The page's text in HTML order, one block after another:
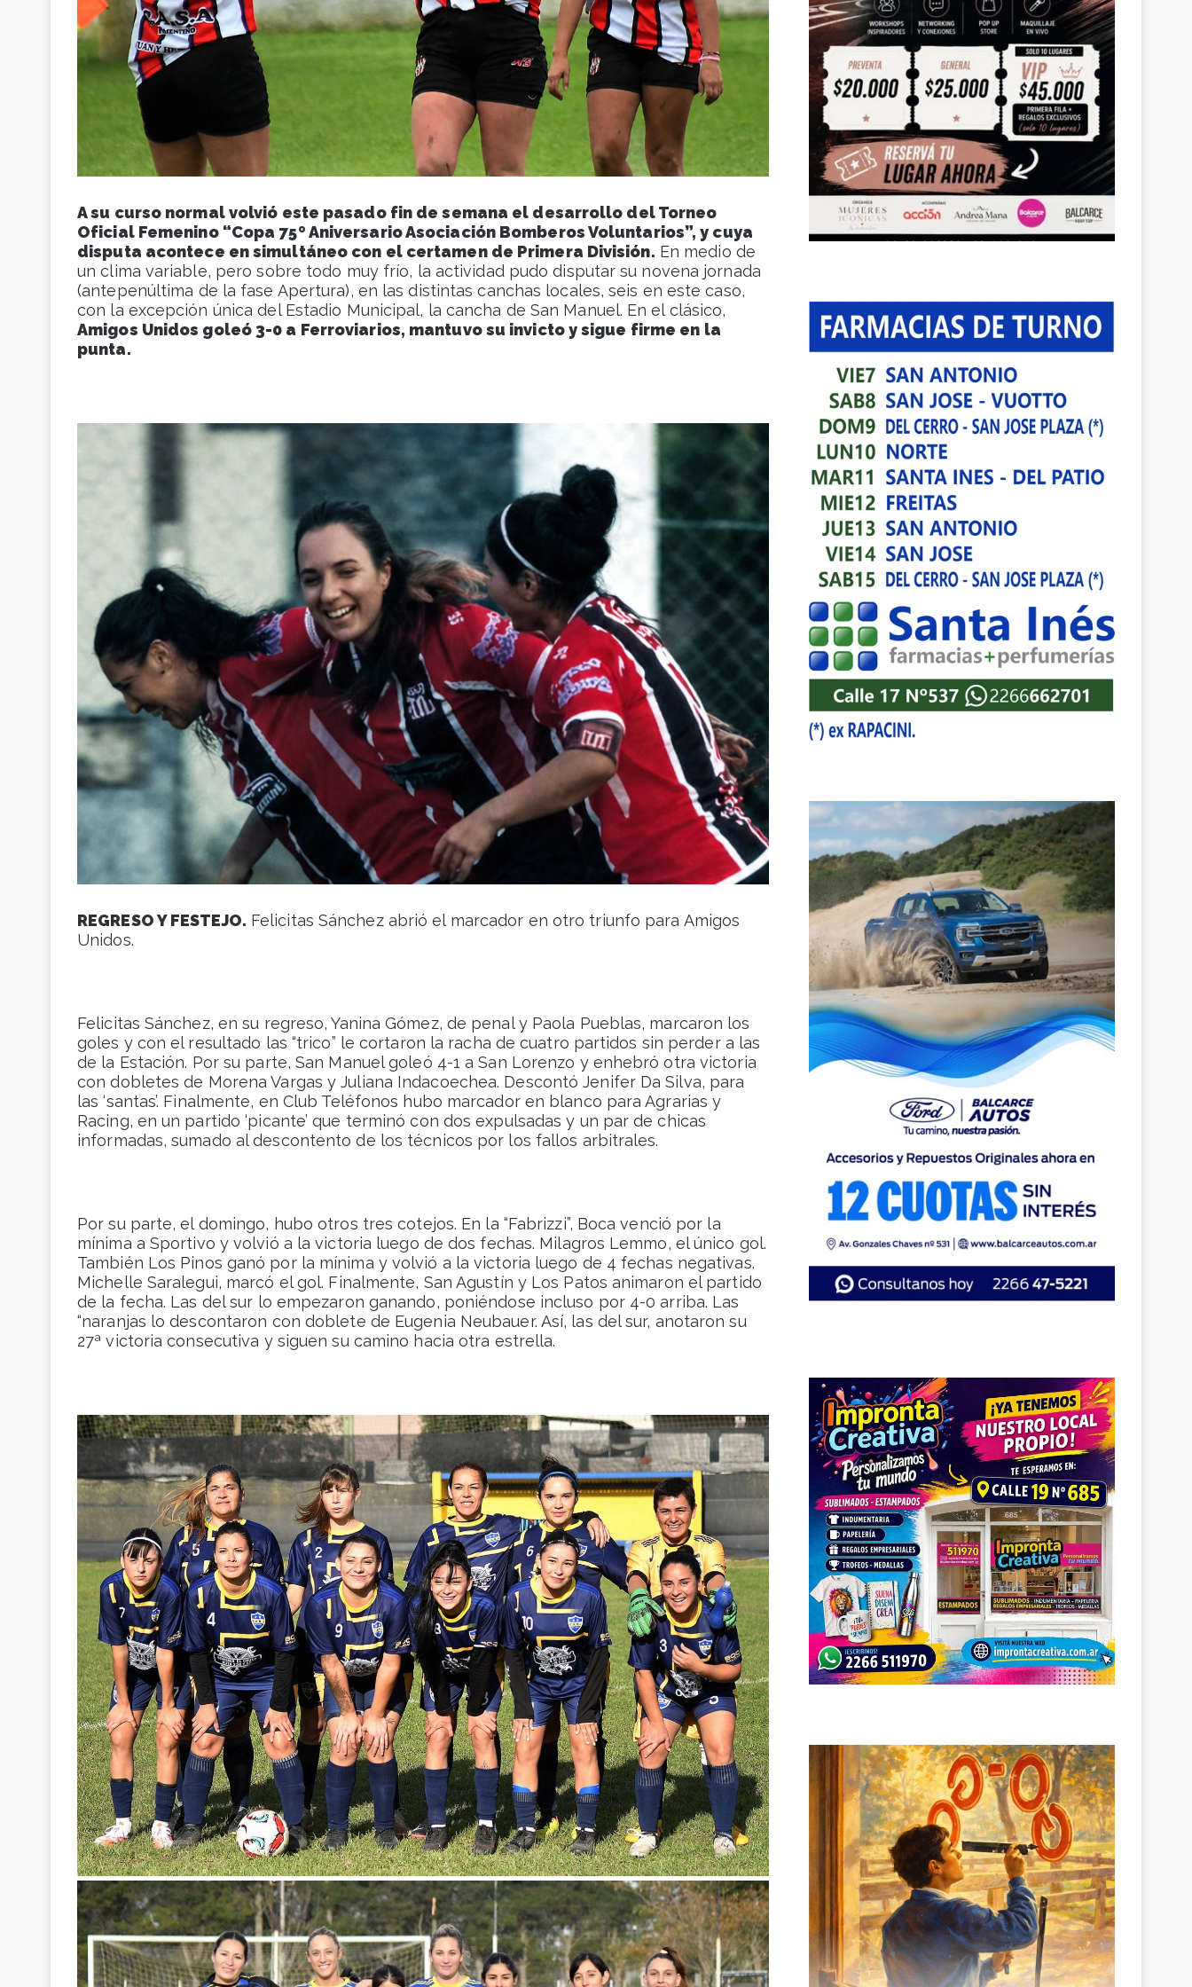
A su curso normal volvió este pasado fin de semana el desarrollo del Torneo
Oficial Femenino “Copa 75º Aniversario Asociación Bomberos Voluntarios”, y cuya
disputa acontece en simultáneo con el certamen de Primera División. En medio de
un clima variable, pero sobre todo muy frío, la actividad pudo disputar su novena jornada
(antepenúltima de la fase Apertura), en las distintas canchas locales, seis en este caso,
con la excepción única del Estadio Municipal, la cancha de San Manuel. En el clásico,
Amigos Unidos goleó 3-0 a Ferroviarios, mantuvo su invicto y sigue firme en la
punta.
REGRESO Y FESTEJO. Felicitas Sánchez abrió el marcador en otro triunfo para Amigos
Unidos.
Felicitas Sánchez, en su regreso, Yanina Gómez, de penal y Paola Pueblas, marcaron los
goles y con el resultado las “trico” le cortaron la racha de cuatro partidos sin perder a las
de la Estación. Por su parte, San Manuel goleó 4-1 a San Lorenzo y enhebró otra victoria
con dobletes de Morena Vargas y Juliana Indacoechea. Descontó Jenifer Da Silva, para
las ‘santas’. Finalmente, en Club Teléfonos hubo marcador en blanco para Agrarias y
Racing, en un partido ‘picante’ que terminó con dos expulsadas y un par de chicas
informadas, sumado al descontento de los técnicos por los fallos arbitrales.
Por su parte, el domingo, hubo otros tres cotejos. En la “Fabrizzi”, Boca venció por la
mínima a Sportivo y volvió a la victoria luego de dos fechas. Milagros Lemmo, el único gol.
También Los Pinos ganó por la mínima y volvió a la victoria luego de 4 fechas negativas.
Michelle Saralegui, marcó el gol. Finalmente, San Agustín y Los Patos animaron el partido
de la fecha. Las del sur lo empezaron ganando, poniéndose incluso por 4-0 arriba. Las
“naranjas lo descontaron con doblete de Eugenia Neubauer. Así, las del sur, anotaron su
27ª victoria consecutiva y siguen su camino hacia otra estrella.